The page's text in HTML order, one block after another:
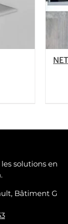
solutions en
Bâtiment G